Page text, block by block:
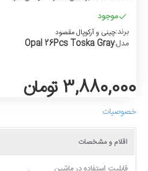
موجود
برند:چینی و آرکوپال مقصود
مدل:Opal 26Pcs Toska Gray
3,880,000 تومان
خصوصیات
اقلام و مشخصات